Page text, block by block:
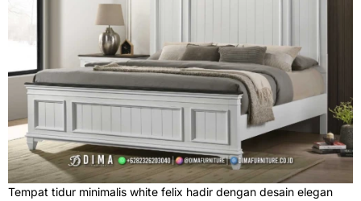
Tempat tidur minimalis white felix hadir dengan desain elegan